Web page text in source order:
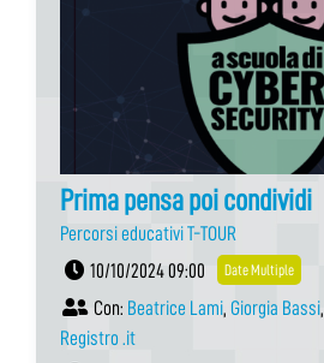
Prima pensa poi condividi
Percorsi educativi T-TOUR
10/10/2024 09:00
Date Multiple
Con: Beatrice Lami, Giorgia Bassi,
Registro .it